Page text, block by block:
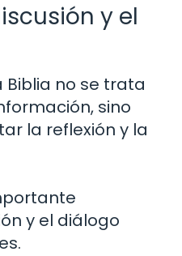
y el
Biblia no se trata
sino
la reflexión y la
y el diálogo